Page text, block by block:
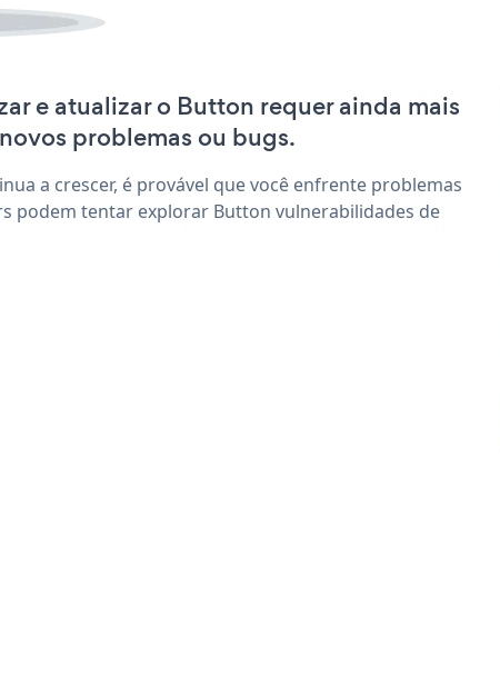
e atualizar o Button requer ainda mais
problemas ou bugs.
a crescer, é provável que você enfrente problemas
podem tentar explorar Button vulnerabilidades de